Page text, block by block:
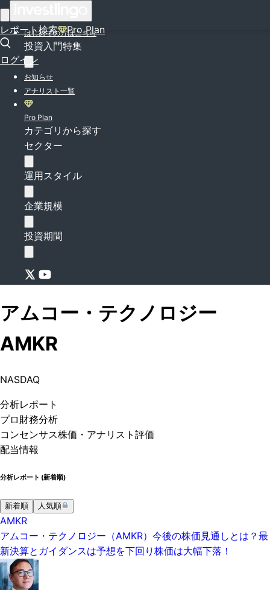
レポート検索 Pro Plan
ログイン
はじめての方はこちら
投資入門特集
お知らせ
アナリスト一覧
Pro Plan
カテゴリから探す
セクター
運用スタイル
企業規模
投資期間
アムコー・テクノロジー
AMKR
NASDAQ
分析レポート
プロ 財務分析
コンセンサス株価 ・アナリスト評価
配当情報
分析レポート (新着順)
新着順 人気順
AMKR
アムコー・テクノロジー（AMKR）今後の株価見通しとは？最
新決算とガイダンスは予想を下回り株価は大幅下落！